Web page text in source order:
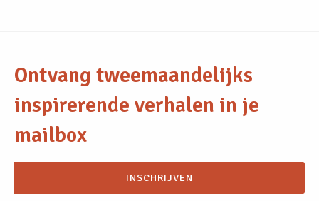
Ontvang tweemaandelijks
inspirerende verhalen in je
mailbox
INSCHRIJVEN